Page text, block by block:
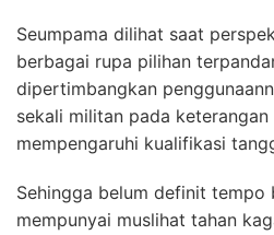
Seumpama dilihat saat
berbagai rupa pilihan
dipertimbangkan
sekali militan pada keterangan
mempengaruhi kualifikasi
Sehingga belum definit tempo
mempunyai muslihat tahan